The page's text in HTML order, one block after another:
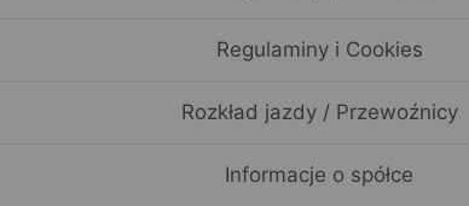
Regulaminy i Cookies
Rozkład jazdy / Przewoźnicy
Informacje o spółce